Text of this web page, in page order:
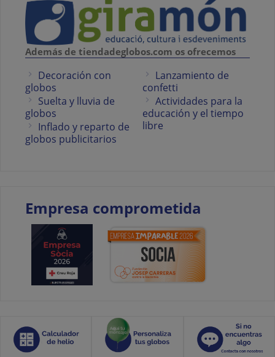
Además de tiendadeglobos.com os ofrecemos
Decoración con
globos
Suelta y lluvia de
globos
Inflado y reparto de
globos publicitarios
Lanzamiento de
confetti
Actividades para la
educación y el tiempo
libre
Empresa comprometida